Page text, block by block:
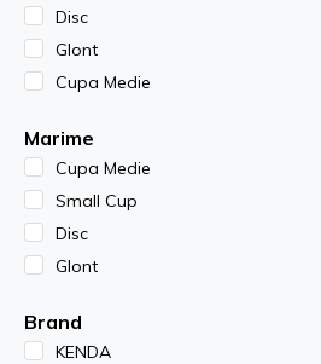
Disc
Glont
Cupa Medie
Marime
Cupa Medie
Small Cup
Disc
Glont
Brand
KENDA